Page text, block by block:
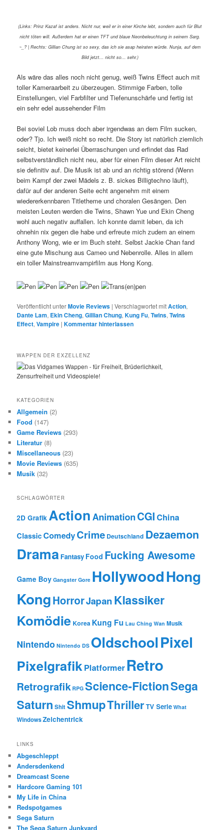
(Links: Prinz Kazaf ist anders. Nicht nur, weil er in einer Kirche lebt, sondern auch für Blut
nicht töten will. Außerdem hat er einen TFT und blaue Neonbeleuchtung in seinem Sarg.
~_? | Rechts: Gillian Chung ist so sexy, das ich sie asap heiraten würde. Nunja, auf dem
Bild jetzt… nicht so… sehr.)
Als wäre das alles noch nicht genug, weiß Twins Effect auch mit
toller Kameraarbeit zu überzeugen. Stimmige Farben, tolle
Einstellungen, viel Farbfilter und Tiefenunschärfe und fertig ist
ein sehr edel aussehender Film
Bei soviel Lob muss doch aber irgendwas an dem Film sucken,
oder? Tjo. Ich weiß nicht so recht. Die Story ist natürlich ziemlich
seicht, bietet keinerlei Überraschungen und erfindet das Rad
selbstverständlich nicht neu, aber für einen Film dieser Art reicht
sie definitiv auf. Die Musik ist ab und an richtig störend (Wenn
beim Kampf der zwei Mädels z. B. sickes Billigtechno läuft),
dafür auf der anderen Seite echt angenehm mit einem
wiedererkennbaren Titletheme und choralen Gesängen. Den
meisten Leuten werden die Twins, Shawn Yue und Ekin Cheng
wohl auch negativ auffallen. Ich konnte damit leben, da ich
ohnehin nix gegen die habe und erfreute mich zudem an einem
Anthony Wong, wie er im Buch steht. Selbst Jackie Chan fand
eine gute Mischung aus Cameo und Nebenrolle. Alles in allem
ein toller Mainstreamvampirfilm aus Hong Kong.
Veröffentlicht unterMovie Reviews |Verschlagwortet mitAction,
Dante Lam, Ekin Cheng,Gillian Chung,Kung Fu,Twins,Twins
Effect,Vampire |Kommentar hinterlassen
WAPPEN DER EXZELLENZ
KATEGORIEN
Allgemein (2)
Food (147)
Game Reviews (293)
Literatur (8)
Miscellaneous (23)
Movie Reviews (635)
Musik (32)
SCHLAGWÖRTER
2D GrafikActionAnimationCGIChina
ClassicComedyCrime Deutschland Dezaemon
Drama Fantasy Food Fucking Awesome
Game Boy Gangster Gore HollywoodHong
KongHorrorJapanKlassiker
Komödie Korea Kung Fu Lau Ching Wan Musik
Nintendo Nintendo DS OldschoolPixel
PixelgrafikPlatformer Retro
Retrografik RPG Science-FictionSega
Saturn ShitShmupThrillerTV Serie What
WindowsZeichentrick
LINKS
Abgeschleppt
Andersdenkend
Dreamcast Scene
Hardcore Gaming 101
My Life in China
Redspotgames
Sega Saturn
The Sega Saturn Junkyard